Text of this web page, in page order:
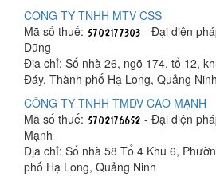
CÔNG TY TNHH MTV CSS
Mã số thuế:
- Đại diện
Dũng
Địa chỉ: Số nhà 26, ngõ 174, tổ 12,
Đáy, Thành phố Hạ Long, Quảng Ninh
CÔNG TY TNHH TMDV CAO MẠNH
Mã số thuế:
- Đại diện
Mạnh
Địa chỉ: Số nhà 58 Tổ 4 Khu 6,
phố Hạ Long, Quảng Ninh